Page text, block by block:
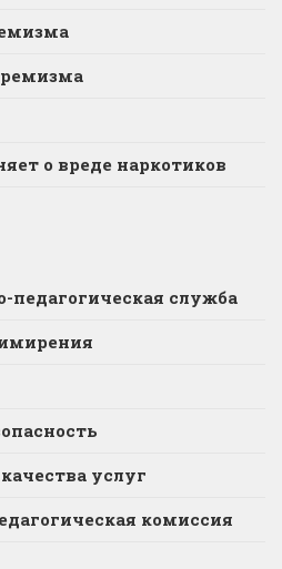
о вреде наркотиков
педагогическая служба
услуг
комиссия